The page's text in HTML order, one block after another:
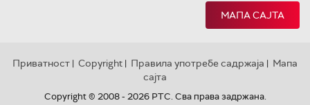
МАПА САЈТА
Приватност | Copyright | Правила употребе садржаја | Мапа
сајта
Copyright © 2008 - 2026 РТС. Сва права задржана.